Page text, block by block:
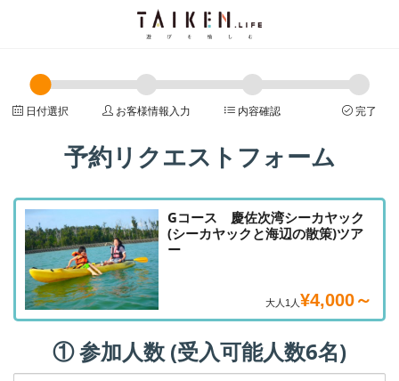
日付選択 お客様情報入力 内容確認 完了
予約リクエストフォーム
Gコース 慶佐次湾シーカヤック
(シーカヤックと海辺の散策)ツア
ー
大人1人 ¥4,000～
① 参加人数 (受入可能人数6名)